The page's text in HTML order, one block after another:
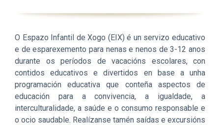
O Espazo Infantil de Xogo (EIX) é un servizo educativo
e de esparexemento para nenas e nenos de 3-12 anos
durante os períodos de vacacións escolares, con
contidos educativos e divertidos en base a unha
programación educativa que conteña aspectos de
educación para a convivencia, a igualdade, a
interculturalidade, a saúde e o consumo responsable e
o ocio saudable. Realízanse tamén saídas e excursións